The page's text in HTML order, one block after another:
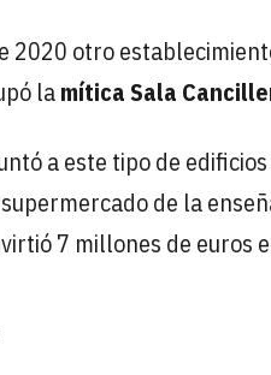
2020 otro
lamítica Sala
a este tipo de
de la
7 millones de euros